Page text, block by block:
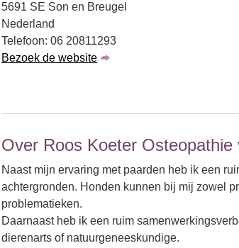
5691 SE Son en Breugel
Nederland
Telefoon: 06 20811293
Bezoek de website
Over Roos Koeter
Naast mijn ervaring met paarden heb ik een
achtergronden. Honden kunnen bij mij zowel
problematieken.
Daarnaast heb ik een ruim
dierenarts of natuurgeneeskundige.